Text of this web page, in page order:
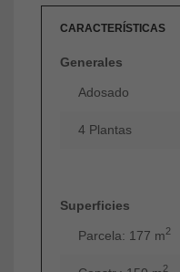
CARACTERÍSTICAS
Generales
Adosado
4 Plantas
Superficies
Parcela: 177 m2
2